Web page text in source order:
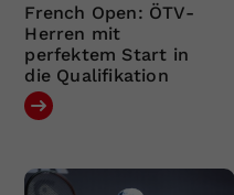
French Open: ÖTV-
Herren mit
perfektem Start in
die Qualifikation